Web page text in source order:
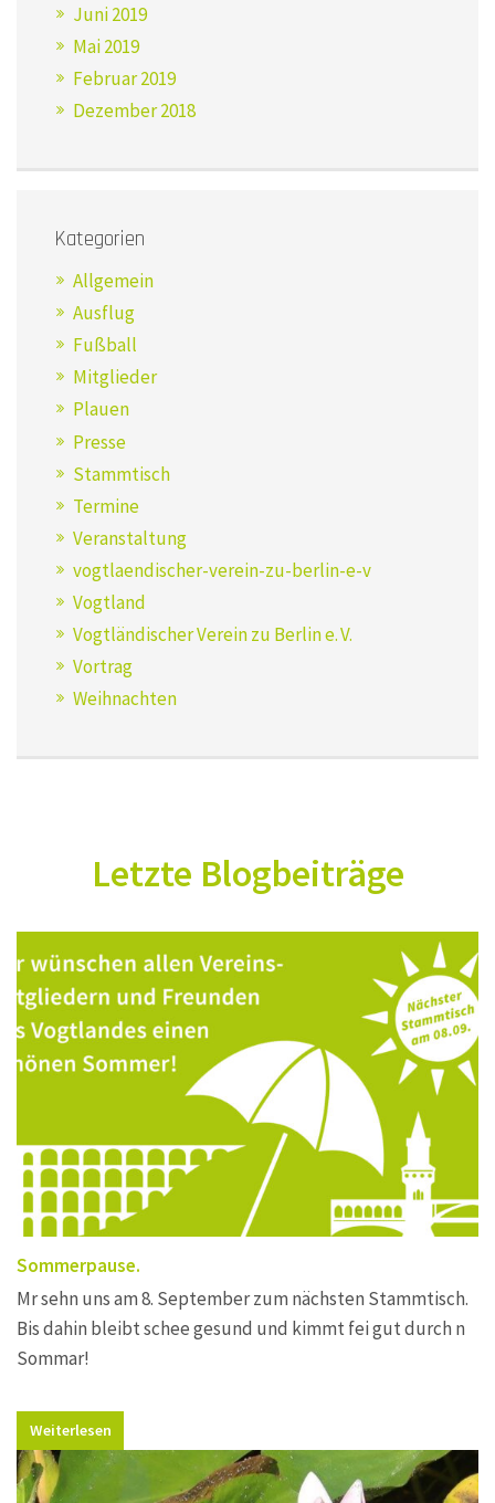
Juni 2019
Mai 2019
Februar 2019
Dezember 2018
Kategorien
Allgemein
Ausflug
Fußball
Mitglieder
Plauen
Presse
Stammtisch
Termine
Veranstaltung
vogtlaendischer-verein-zu-berlin-e-v
Vogtland
Vogtländischer Verein zu Berlin e. V.
Vortrag
Weihnachten
Letzte Blogbeiträge
Sommerpause.
Mr sehn uns am 8. September zum nächsten Stammtisch.
Bis dahin bleibt schee gesund und kimmt fei gut durch n
Sommar!
Weiterlesen